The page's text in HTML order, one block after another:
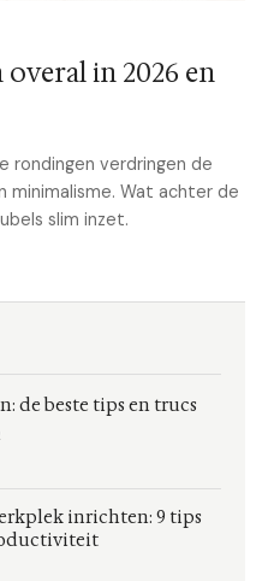
in 2026 en
rondingen verdringen de
minimalisme. Wat achter de
slim inzet.
de beste tips en trucs
inrichten: 9 tips